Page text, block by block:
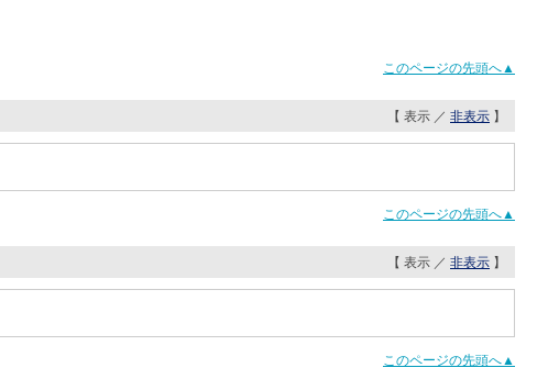
このページの先頭へ▲
【 表示 ／ 非表示 】
このページの先頭へ▲
【 表示 ／ 非表示 】
このページの先頭へ▲